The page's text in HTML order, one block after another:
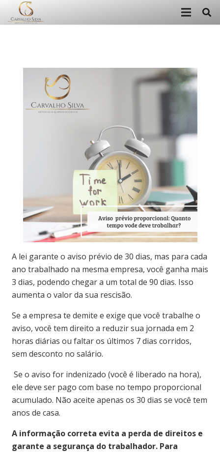
A lei garante o aviso prévio de 30 dias, mas para cada
ano trabalhado na mesma empresa, você ganha mais
3 dias, podendo chegar a um total de 90 dias. Isso
aumenta o valor da sua rescisão.
Se a empresa te demite e exige que você trabalhe o
aviso, você tem direito a reduzir sua jornada em 2
horas diárias ou faltar os últimos 7 dias corridos,
sem desconto no salário.
Se o aviso for indenizado (você é liberado na hora),
ele deve ser pago com base no tempo proporcional
acumulado. Não aceite apenas os 30 dias se você tem
anos de casa.
A informação correta evita a perda de direitos e
garante a segurança do trabalhador. Para